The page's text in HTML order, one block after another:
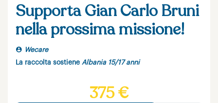
Supporta Gian Carlo Bruni
nella prossima missione!
Wecare
La raccolta sostiene Albania 15/17 anni
375 €